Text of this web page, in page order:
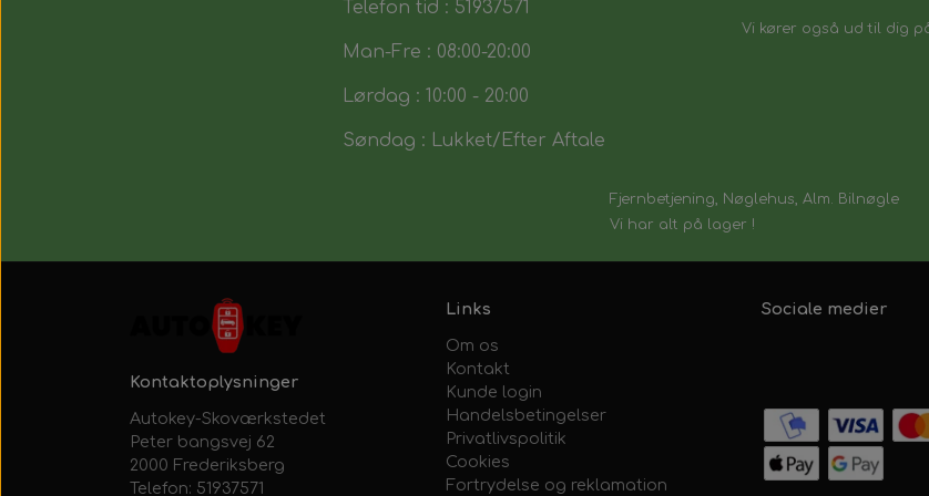
Telefon tid : 51937571
Man-Fre : 08:00-20:00
Lørdag : 10:00 - 20:00
Søndag : Lukket/Efter Aftale
Vi kører også ud til dig
Fjernbetjening, Nøglehus, Alm. Bilnøgle
Vi har alt på lager !
Kontaktoplysninger
Autokey-Skoværkstedet
Peter bangsvej 62
2000 Frederiksberg
Telefon: 51937571
Links
Om os
Kontakt
Kunde login
Handelsbetingelser
Privatlivspolitik
Cookies
Fortrydelse og reklamation
Sociale medier